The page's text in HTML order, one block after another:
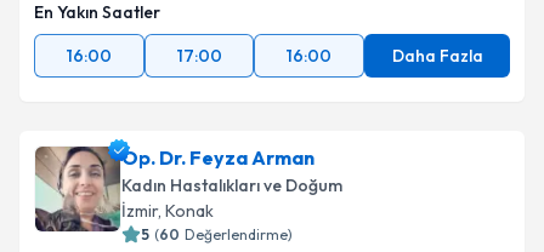
En Yakın Saatler
16:00
17:00 16:00 Daha Fazla
Op. Dr. Feyza Arman
Kadın Hastalıkları ve Doğum
İzmir, Konak
5 (60 Değerlendirme)